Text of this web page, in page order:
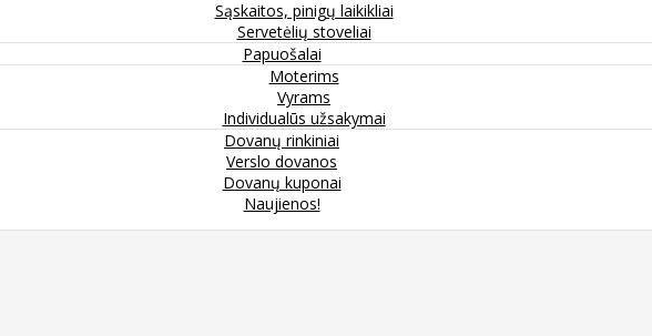
Sąskaitos, pinigų laikikliai
Servetėlių stoveliai
Papuošalai
Moterims
Vyrams
Individualūs užsakymai
Dovanų rinkiniai
Verslo dovanos
Dovanų kuponai
Naujienos!